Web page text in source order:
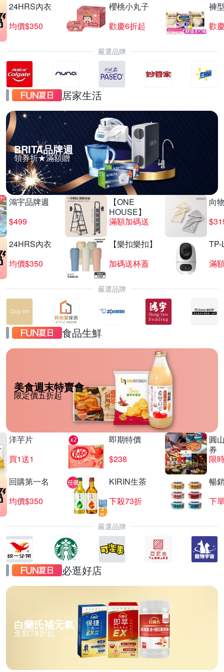
24HRS內衣
均價$350
櫻桃小丸子
歡慶6折起
褲
歡
嚴選品牌
居家生活
BRITA品牌週
領券折★滿額贈
鴻宇品牌週
$499
【ONE
HOUSE】
滿額加碼送
向
24HRS內衣
均價$350
【樂扣樂扣】
加碼送杯蓋
TP-
滿
嚴選品牌
食品生鮮
美食週末特賣會
限定價五折起
洋芋片
買1送1
即期特價
$238
圓
券
限
回購第一名
均價$350
KIRIN生茶
下殺73折
暢
下
嚴選品牌
必逛好店
白蘭氏補元氣
全館78折起